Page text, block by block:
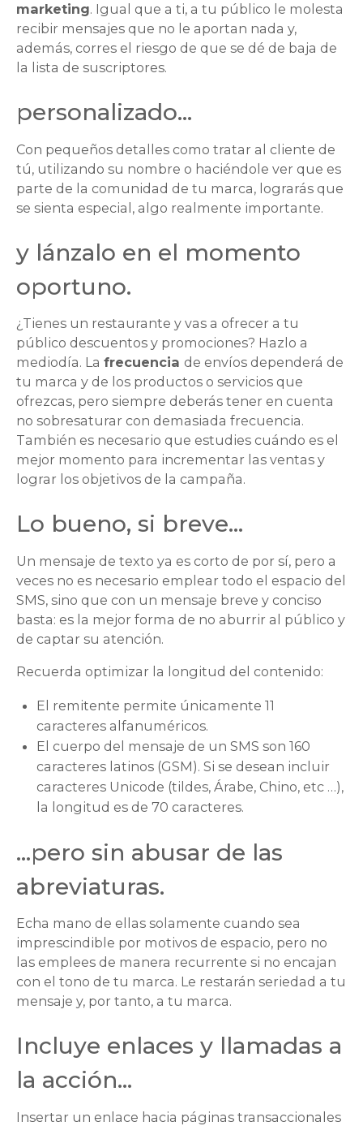
marketing. Igual que a ti, a tu público le molesta
recibir mensajes que no le aportan nada y,
además, corres el riesgo de que se dé de baja de
la lista de suscriptores.
personalizado…
Con pequeños detalles como tratar al cliente de
tú, utilizando su nombre o haciéndole ver que es
parte de la comunidad de tu marca, lograrás que
se sienta especial, algo realmente importante.
y lánzalo en el momento
oportuno.
¿Tienes un restaurante y vas a ofrecer a tu
público descuentos y promociones? Hazlo a
mediodía. La frecuencia de envíos dependerá de
tu marca y de los productos o servicios que
ofrezcas, pero siempre deberás tener en cuenta
no sobresaturar con demasiada frecuencia.
También es necesario que estudies cuándo es el
mejor momento para incrementar las ventas y
lograr los objetivos de la campaña.
Lo bueno, si breve…
Un mensaje de texto ya es corto de por sí, pero a
veces no es necesario emplear todo el espacio del
SMS, sino que con un mensaje breve y conciso
basta: es la mejor forma de no aburrir al público y
de captar su atención.
Recuerda optimizar la longitud del contenido:
El remitente permite únicamente 11
caracteres alfanuméricos.
El cuerpo del mensaje de un SMS son 160
caracteres latinos (GSM). Si se desean incluir
caracteres Unicode (tildes, Árabe, Chino, etc …),
la longitud es de 70 caracteres.
…pero sin abusar de las
abreviaturas.
Echa mano de ellas solamente cuando sea
imprescindible por motivos de espacio, pero no
las emplees de manera recurrente si no encajan
con el tono de tu marca. Le restarán seriedad a tu
mensaje y, por tanto, a tu marca.
Incluye enlaces y llamadas a
la acción…
Insertar un enlace hacia páginas transaccionales